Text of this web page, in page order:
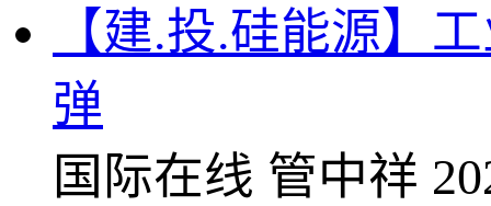
【建.投.硅能源】
弹
国际在线 管中祥